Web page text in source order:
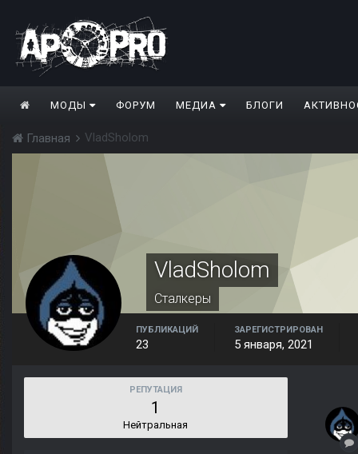
МОДЫ ФОРУМ МЕДИА БЛОГИ
Главная VladSholom
VladSholom
Сталкеры
ПУБЛИКАЦИЙ
23
ЗАРЕГИСТРИРОВАН
5 января, 2021
РЕПУТАЦИЯ
1
Нейтральная